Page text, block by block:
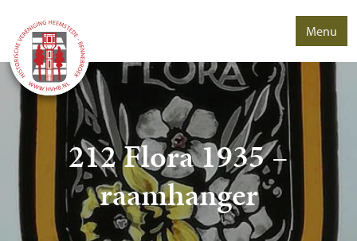
Menu
212 Flora 1935 –
raamhanger